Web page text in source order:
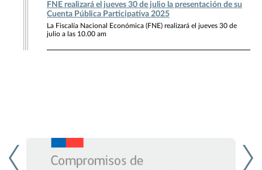
FNE realizará el jueves 30 de julio la presentación de su
Cuenta Pública Participativa 2025
La Fiscalía Nacional Económica (FNE) realizará el jueves 30 de
julio a las 10.00 am